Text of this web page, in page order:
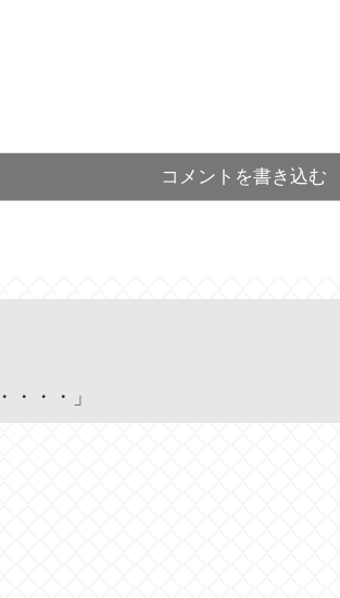
コメントを書き込む
・・・」